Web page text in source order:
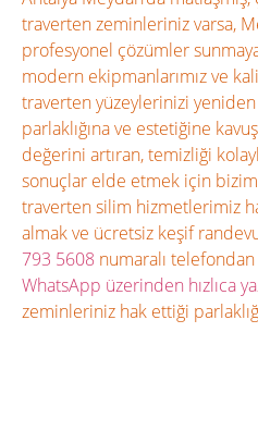
traverten zeminleriniz varsa,
profesyonel çözümler
modern ekipmanlarımız ve
traverten yüzeylerinizi yeniden
parlaklığına ve estetiğine
değerini artıran, temizliği
sonuçlar elde etmek için
traverten silim hizmetlerimiz
almak ve ücretsiz keşif
793 5608 numaralı
WhatsApp üzerinden hızlıca
zeminleriniz hak ettiği